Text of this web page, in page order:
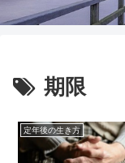
期限
定年後の生き方